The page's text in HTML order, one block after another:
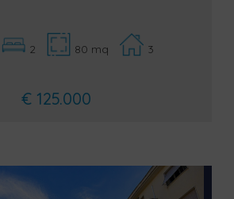
2 80 mq 3
€ 125.000